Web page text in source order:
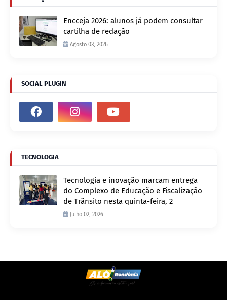
Encceja 2026: alunos já podem consultar
cartilha de redação
Agosto 03, 2026
SOCIAL PLUGIN
TECNOLOGIA
Tecnologia e inovação marcam entrega
do Complexo de Educação e Fiscalização
de Trânsito nesta quinta-feira, 2
Julho 02, 2026